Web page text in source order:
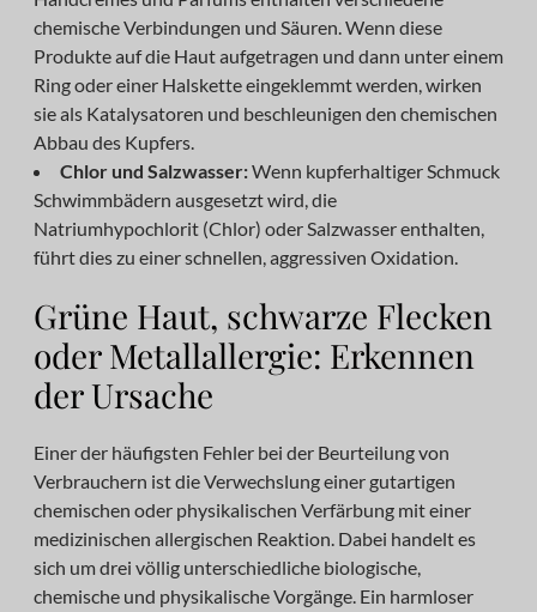
chemische Verbindungen und Säuren. Wenn diese
Produkte auf die Haut aufgetragen und dann unter einem
Ring oder einer Halskette eingeklemmt werden, wirken
sie als Katalysatoren und beschleunigen den chemischen
Abbau des Kupfers.
Chlor und Salzwasser:Wenn kupferhaltiger Schmuck
Schwimmbädern ausgesetzt wird, die
Natriumhypochlorit (Chlor) oder Salzwasser enthalten,
führt dies zu einer schnellen, aggressiven Oxidation.
Grüne Haut, schwarze Flecken
oder Metallallergie: Erkennen
der Ursache
Einer der häufigsten Fehler bei der Beurteilung von
Verbrauchern ist die Verwechslung einer gutartigen
chemischen oder physikalischen Verfärbung mit einer
medizinischen allergischen Reaktion. Dabei handelt es
sich um drei völlig unterschiedliche biologische,
chemische und physikalische Vorgänge. Ein harmloser